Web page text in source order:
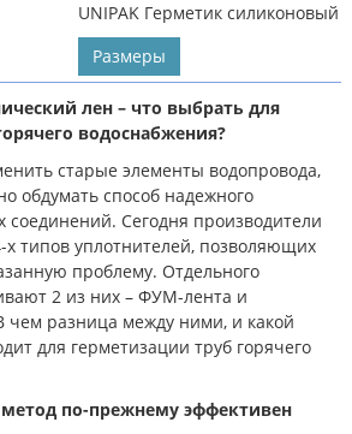
UNIPAK Герметик силиконовый
Размеры
лен – что выбрать для
водоснабжения?
старые элементы водопровода,
обдумать способ надежного
соединений. Сегодня производители
типов уплотнителей, позволяющих
проблему. Отдельного
2 из них – ФУМ-лента и
чем разница между ними, и какой
для герметизации труб горячего
метод по-прежнему эффективен